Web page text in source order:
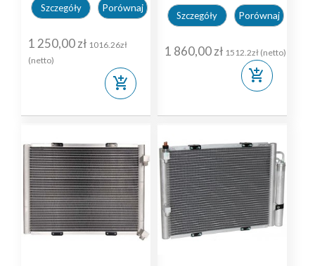
Szczegóły Porównaj
1 250,00 zł 1016.26zł
(netto)
add_shopping_cart
Szczegóły Porównaj
1 860,00 zł 1512.2zł (netto)
add_shopping_cart